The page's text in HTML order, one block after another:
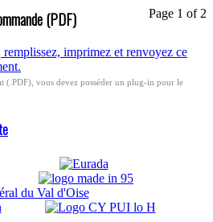
Page 1 of 2
(PDF)
remplissez, imprimez et renvoyez ce
(.PDF), vous devez posséder un plug-in pour le